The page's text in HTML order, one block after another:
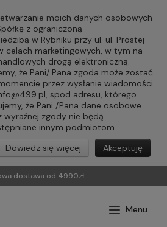
moich danych osobowych
z ograniczoną
w Rybniku przy ul. ul. Prostej
celach marketingowych, w tym na
drogą elektroniczną.
że Pani/ Pana zgoda może zostać
przez wysłanie wiadomości
, spod adresu, którego
że Pani /Pana dane osobowe
wyraźnej zgody nie będą
innym podmiotom.
Akceptuję
Dowiedz się więcej
dostawa od 4990zł